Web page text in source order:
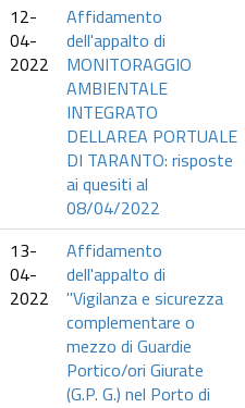
12-
04-
2022
Affidamento
dell'appalto di
MONITORAGGIO
AMBIENTALE
INTEGRATO
DELLAREA PORTUALE
DI TARANTO: risposte
ai quesiti al
08/04/2022
13-
04-
2022
Affidamento
dell'appalto di
"Vigilanza e sicurezza
complementare o
mezzo di Guardie
Portico/ori Giurate
(G.P. G.) nel Porto di